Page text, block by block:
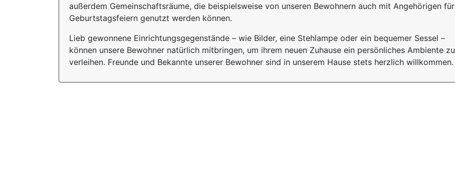
außerdem Gemeinschaftsräume, die beispielsweise von unseren Bewohnern auch mit Angehörigen für
Geburtstagsfeiern genutzt werden können.
Lieb gewonnene Einrichtungsgegenstände – wie Bilder, eine Stehlampe oder ein bequemer Sessel –
können unsere Bewohner natürlich mitbringen, um ihrem neuen Zuhause ein persönliches Ambiente zu
verleihen. Freunde und Bekannte unserer Bewohner sind in unserem Hause stets herzlich willkommen.